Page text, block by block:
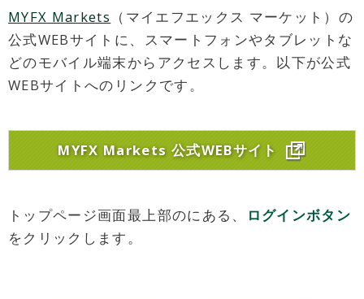
MYFX Markets （マイエフエックス マーケット）の
公式WEBサイトに、スマートフォンやタブレットな
どのモバイル端末からアクセスします。以下が公式
WEBサイトへのリンクです。
MYFX Markets 公式WEBサイト
トップページ画面最上部のにある、
ログインボタン
をクリックします。